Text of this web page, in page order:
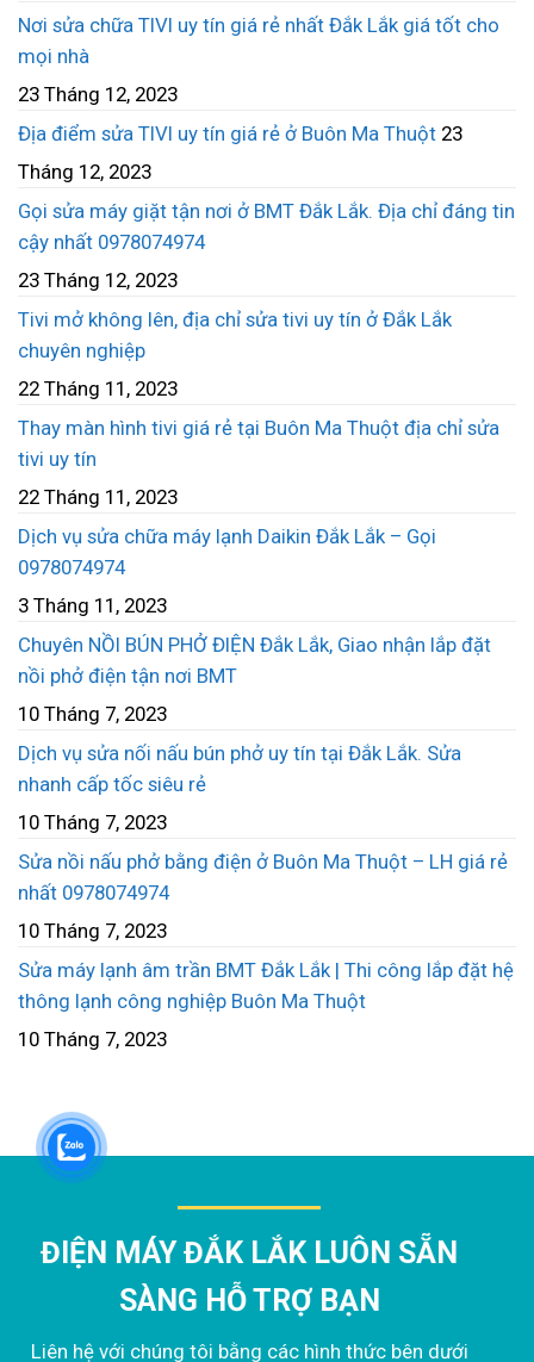
Nơi sửa chữa TIVI uy tín giá rẻ nhất Đắk Lắk giá tốt cho
mọi nhà
23 Tháng 12, 2023
Địa điểm sửa TIVI uy tín giá rẻ ở Buôn Ma Thuột 23
Tháng 12, 2023
Gọi sửa máy giặt tận nơi ở BMT Đắk Lắk. Địa chỉ đáng tin
cậy nhất 0978074974
23 Tháng 12, 2023
Tivi mở không lên, địa chỉ sửa tivi uy tín ở Đắk Lắk
chuyên nghiệp
22 Tháng 11, 2023
Thay màn hình tivi giá rẻ tại Buôn Ma Thuột địa chỉ sửa
tivi uy tín
22 Tháng 11, 2023
Dịch vụ sửa chữa máy lạnh Daikin Đắk Lắk – Gọi
0978074974
3 Tháng 11, 2023
Chuyên NỒI BÚN PHỞ ĐIỆN Đắk Lắk, Giao nhận lắp đặt
nồi phở điện tận nơi BMT
10 Tháng 7, 2023
Dịch vụ sửa nối nấu bún phở uy tín tại Đắk Lắk. Sửa
nhanh cấp tốc siêu rẻ
10 Tháng 7, 2023
Sửa nồi nấu phở bằng điện ở Buôn Ma Thuột – LH giá rẻ
nhất 0978074974
10 Tháng 7, 2023
Sửa máy lạnh âm trần BMT Đắk Lắk | Thi công lắp đặt hệ
thông lạnh công nghiệp Buôn Ma Thuột
10 Tháng 7, 2023
ĐIỆN MÁY ĐẮK LẮK LUÔN SẴN
SÀNG HỖ TRỢ BẠN
Liên hệ với chúng tôi bằng các hình thức bên dưới